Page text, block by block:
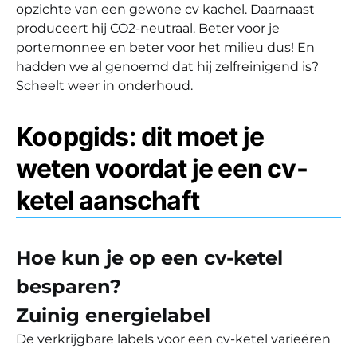
opzichte van een gewone cv kachel. Daarnaast
produceert hij CO2-neutraal. Beter voor je
portemonnee en beter voor het milieu dus! En
hadden we al genoemd dat hij zelfreinigend is?
Scheelt weer in onderhoud.
Koopgids: dit moet je
weten voordat je een cv-
ketel aanschaft
Hoe kun je op een cv-ketel
besparen?
Zuinig energielabel
De verkrijgbare labels voor een cv-ketel varieëren